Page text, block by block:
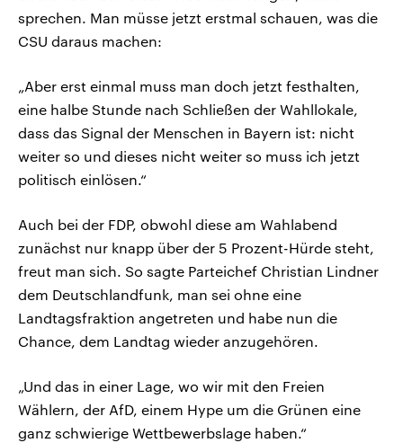
sprechen. Man müsse jetzt erstmal schauen, was die
CSU daraus machen:
„Aber erst einmal muss man doch jetzt festhalten,
eine halbe Stunde nach Schließen der Wahllokale,
dass das Signal der Menschen in Bayern ist: nicht
weiter so und dieses nicht weiter so muss ich jetzt
politisch einlösen.“
Auch bei der FDP, obwohl diese am Wahlabend
zunächst nur knapp über der 5 Prozent-Hürde steht,
freut man sich. So sagte Parteichef Christian Lindner
dem Deutschlandfunk, man sei ohne eine
Landtagsfraktion angetreten und habe nun die
Chance, dem Landtag wieder anzugehören.
„Und das in einer Lage, wo wir mit den Freien
Wählern, der AfD, einem Hype um die Grünen eine
ganz schwierige Wettbewerbslage haben.“